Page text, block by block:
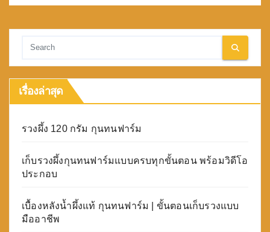
เรื่องล่าสุด
รวงผึ้ง 120 กรัม กุนทนฟาร์ม
เก็บรวงผึ้งกุนทนฟาร์มแบบครบทุกขั้นตอน พร้อมวิดีโอ
ประกอบ
เบื้องหลังน้ำผึ้งแท้ กุนทนฟาร์ม | ขั้นตอนเก็บรวงแบบ
มืออาชีพ